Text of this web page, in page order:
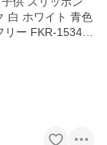
白 ホワイト 青色
リー FKR-1534